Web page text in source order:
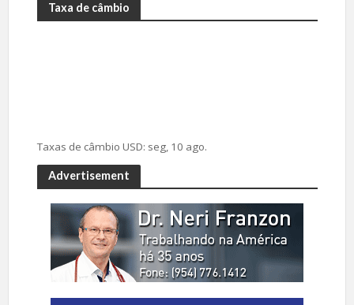
Taxa de câmbio
Taxas de câmbio USD: seg, 10 ago.
Advertisement